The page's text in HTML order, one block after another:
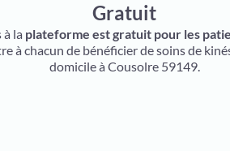
Gratuit
à la plateforme est gratuit pour les
à chacun de bénéficier de soins de
domicile à Cousolre 59149.